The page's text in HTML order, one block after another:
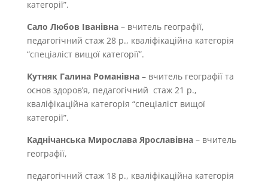
категорії”.
Сало Любов Іванівна– вчитель географії,
педагогічний стаж 28 р., кваліфікаційна категорія
“спеціаліст вищої категорії”.
Кутняк Галина Романівна– вчитель географії та
основ здоров’я, педагогічний стаж 21 р.,
кваліфікаційна категорія “спеціаліст вищої
категорії”.
Каднічанська Мирослава Ярославівна– вчитель
географії,
педагогічний стаж 18 р., кваліфікаційна категорія